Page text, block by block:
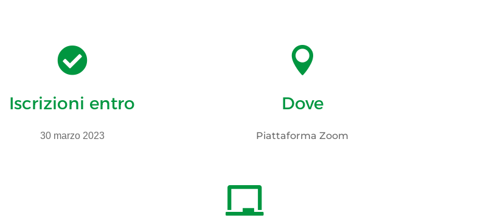

Iscrizioni entro
30 marzo 2023

Dove
Piattaforma Zoom
